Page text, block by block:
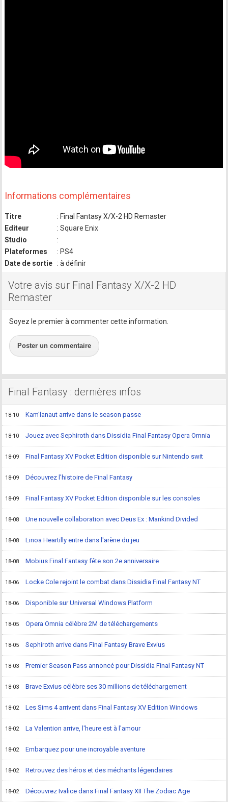
Informations complémentaires
Titre
: Final Fantasy X/X-2 HD Remaster
Editeur
: Square Enix
Studio
:
Plateformes
: PS4
Date de sortie
: à définir
Votre avis sur Final Fantasy X/X-2 HD
Remaster
Soyez le premier à commenter cette information.
Poster un commentaire
Final Fantasy : dernières infos
18-10 Kam'lanaut arrive dans le season passe
18-10 Jouez avec Sephiroth dans Dissidia Final Fantasy Opera Omnia
18-09 Final Fantasy XV Pocket Edition disponible sur Nintendo swit
18-09 Découvrez l'histoire de Final Fantasy
18-09 Final Fantasy XV Pocket Edition disponible sur les consoles
18-08 Une nouvelle collaboration avec Deus Ex : Mankind Divided
18-08 Linoa Heartilly entre dans l'arène du jeu
18-08 Mobius Final Fantasy fête son 2e anniversaire
18-06 Locke Cole rejoint le combat dans Dissidia Final Fantasy NT
18-06 Disponible sur Universal Windows Platform
18-05 Opera Omnia célèbre 2M de téléchargements
18-05 Sephiroth arrive dans Final Fantasy Brave Exvius
18-03 Premier Season Pass annoncé pour Dissidia Final Fantasy NT
18-03 Brave Exvius célèbre ses 30 millions de téléchargement
18-02 Les Sims 4 arrivent dans Final Fantasy XV Edition Windows
18-02 La Valention arrive, l'heure est à l'amour
18-02 Embarquez pour une incroyable aventure
18-02 Retrouvez des héros et des méchants légendaires
18-02 Découvrez Ivalice dans Final Fantasy XII The Zodiac Age